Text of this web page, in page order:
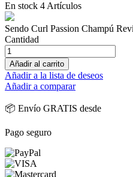
En stock 4 Artículos
Sendo Curl Passion Champú
Cantidad
Añadir al carrito
Añadir a la lista de deseos
Añadir a comparar
📦 Envío GRATIS desde
Pago seguro